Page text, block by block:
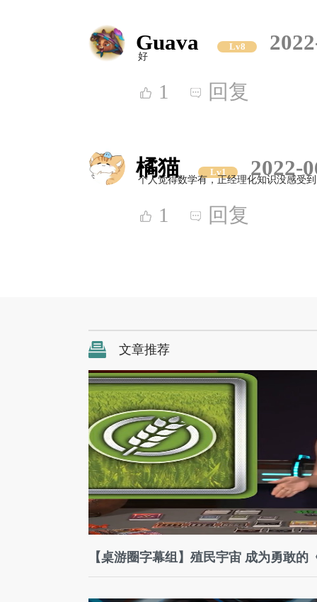
Guava Lv8
好
1 回复
橘猫 Lv1 2022-
个人觉得数学有，正经理化知识没感受
1 回复
文章推荐
【桌游圈字幕组】殖民宇宙 成为勇敢的